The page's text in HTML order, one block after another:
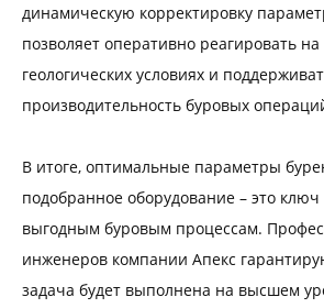
динамическую корректировку
позволяет оперативно реагировать
геологических условиях и
производительность буровых
В итоге, оптимальные параметры
подобранное оборудование – это
выгодным буровым процессам.
инженеров компании Апекс
задача будет выполнена на высшем